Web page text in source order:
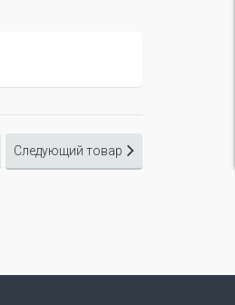
Следующий товар